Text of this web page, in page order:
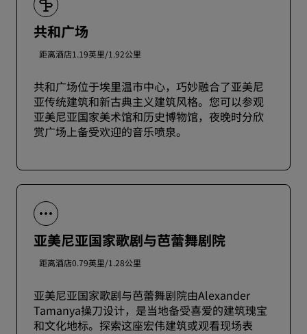
共和广场
距离酒店1.19英里/1.92公里
共和广场位于埃里温市中心，巧妙融合了亚美尼
亚传统建筑和新古典主义建筑风格。您可以参观
亚美尼亚国家美术馆和历史博物馆，夜晚时分欣
赏广场上备受欢迎的音乐喷泉。
亚美尼亚国家歌剧与芭蕾舞剧院
距离酒店0.79英里/1.28公里
亚美尼亚国家歌剧与芭蕾舞剧院由Alexander
Tamanya操刀设计，是当地备受喜爱的建筑瑰宝
和文化地标。探索这座宏伟建筑或观看现场表